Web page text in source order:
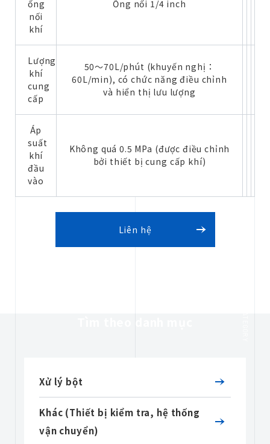
ống
nối
khí
Ống nối 1/4 inch
Lượng
khí
cung
cấp
50～70L/phút (khuyến nghị：
60L/min), có chức năng điều chỉnh
và hiển thị lưu lượng
Áp
suất
khí
đầu
vào
Không quá 0.5 MPa (được điều chỉnh
bởi thiết bị cung cấp khí)
Liên hệ
Xử lý bột
Khác (Thiết bị kiểm tra, hệ thống
vận chuyển)